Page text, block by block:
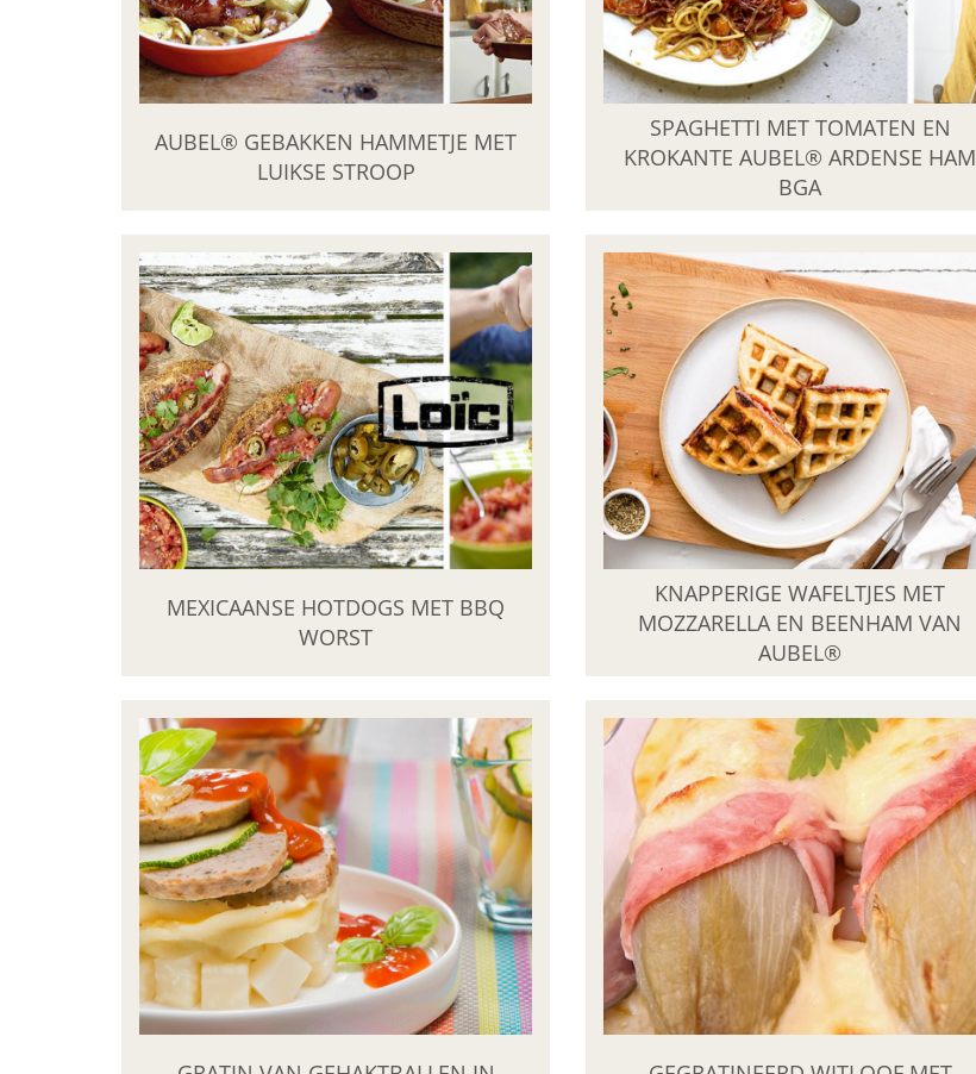
AUBEL® GEBAKKEN HAMMETJE MET
LUIKSE STROOP
SPAGHETTI MET TOMATEN EN
KROKANTE AUBEL® ARDENSE HAM
BGA
MEXICAANSE HOTDOGS MET BBQ
WORST
KNAPPERIGE WAFELTJES MET
MOZZARELLA EN BEENHAM VAN
AUBEL®